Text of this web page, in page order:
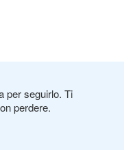
per seguirlo. Ti
perdere.